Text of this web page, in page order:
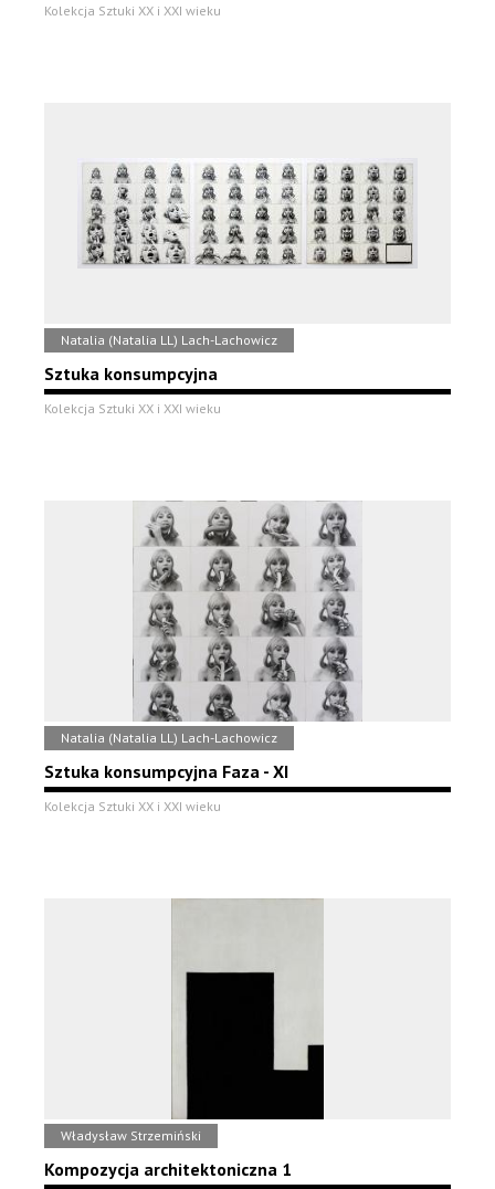
Kolekcja Sztuki XX i XXI wieku
Natalia (Natalia LL) Lach-Lachowicz
Sztuka konsumpcyjna
Kolekcja Sztuki XX i XXI wieku
Natalia (Natalia LL) Lach-Lachowicz
Sztuka konsumpcyjna Faza - XI
Kolekcja Sztuki XX i XXI wieku
Władysław Strzemiński
Kompozycja architektoniczna 1